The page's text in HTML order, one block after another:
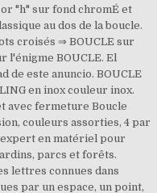
"h" sur fond chromÉ et
au dos de la boucle.
croisés ⇒ BOUCLE sur
l'énigme BOUCLE. El
de este anuncio. BOUCLE
en inox couleur inox.
avec fermeture Boucle
couleurs assorties, 4 par
expert en matériel pour
parcs et forêts.
lettres connues dans
par un espace, un point,